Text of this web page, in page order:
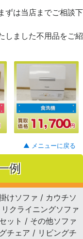
ずは当店までご相談下
しました不用品をご紹
▲ メニューに戻る
例
けソファ / カウチソ
クライニングソファ
ット / その他ソファ
チェア / リビングチ